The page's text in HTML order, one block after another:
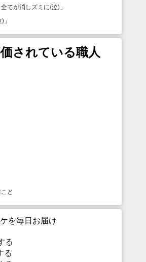
てが消しズミに(泣) 」
) 」
されている職人
と
を毎日お届け
る
る